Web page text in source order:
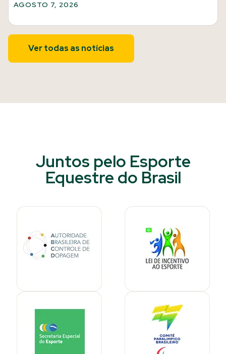
AGOSTO 7, 2026
Ver todas as notícias
Juntos pelo Esporte
Equestre do Brasil​